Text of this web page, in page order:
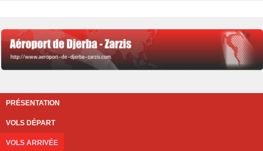
PRÉSENTATION
VOLS DÉPART
VOLS ARRIVÉE